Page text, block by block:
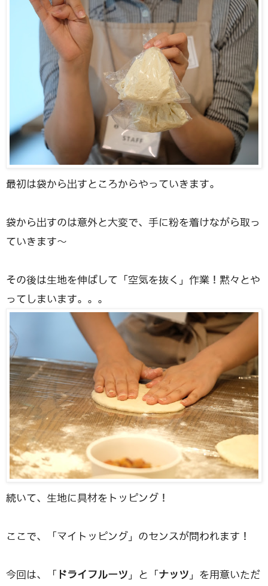
最初は袋から出すところからやっていきます。
袋から出すのは意外と大変で、手に粉を着けながら取っ
ていきます〜
その後は生地を伸ばして「空気を抜く」作業！黙々とや
ってしまいます。。。
続いて、生地に具材をトッピング！
ここで、「マイトッピング」のセンスが問われます！
今回は、「 ドライフルーツ 」と「ナッツ 」を用意いただ